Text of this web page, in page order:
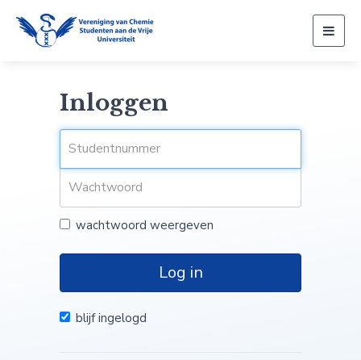
Inloggen
wachtwoord weergeven
Log in
blijf ingelogd